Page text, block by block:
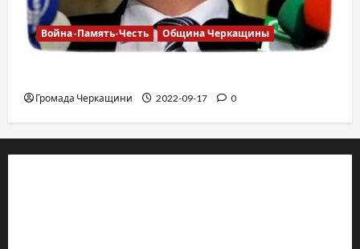
Война-Память-Честь Община Черкащины
Громада Черкащини 2022-09-17 0